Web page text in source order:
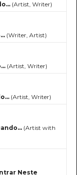
(Artist, Writer)
(Writer, Artist)
(Artist, Writer)
(Artist, Writer)
(Artist with
Neste